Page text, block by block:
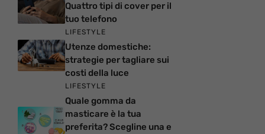
Quattro tipi di cover per il
tuo telefono
LIFESTYLE
Utenze domestiche:
strategie per tagliare sui
costi della luce
LIFESTYLE
Quale gomma da
masticare è la tua
preferita? Scegline una e